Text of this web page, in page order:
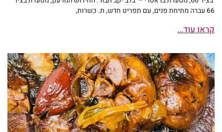
66 עברה מתיחת פנים, עם תפריט חדש, ת. כשרות,
קראו עוד...